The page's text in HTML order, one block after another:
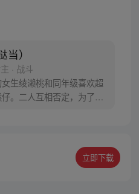
）
· 战斗
生绫濑桃和同年级喜欢超
。二人互相否定，为了让
立即下载